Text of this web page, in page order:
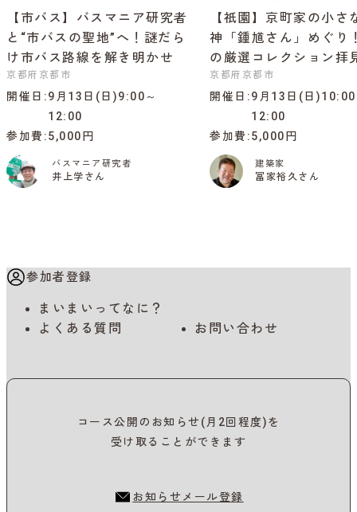
【市バス】バスマニア研究者
と“市バスの聖地”へ！謎だら
け市バス路線を解き明かせ
京都府京都市
開催日
9月13日(日)9:00～
12:00
参加費 5,000円
バスマニア研究者
井上学さん
【祇園】京町家の小さ
神「鍾馗さん」めぐり
の厳選コレクション拝
京都府京都市
開催日
9月13日(日
12:00
参加費 5,000円
建築家
冨家裕久さん
参加者登録
まいまいってなに？
よくある質問
お問い合わせ
コース公開のお知らせ(月2回程度)を
受け取ることができます
お知らせメール登録